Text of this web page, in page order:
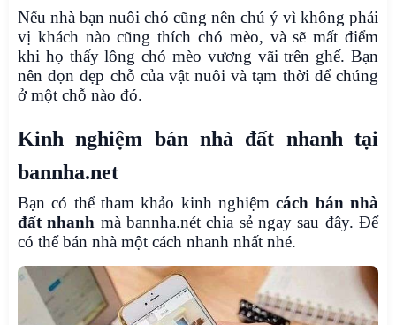
Nếu nhà bạn nuôi chó cũng nên chú ý vì không phải
vị khách nào cũng thích chó mèo, và sẽ mất điểm
khi họ thấy lông chó mèo vương vãi trên ghế. Bạn
nên dọn dẹp chỗ của vật nuôi và tạm thời để chúng
ở một chỗ nào đó.
Kinh nghiệm bán nhà đất nhanh tại
bannha.net
Bạn có thể tham khảo kinh nghiệmcách bán nhà
đất nhanh mà bannha.nét chia sẻ ngay sau đây. Để
có thể bán nhà một cách nhanh nhất nhé.